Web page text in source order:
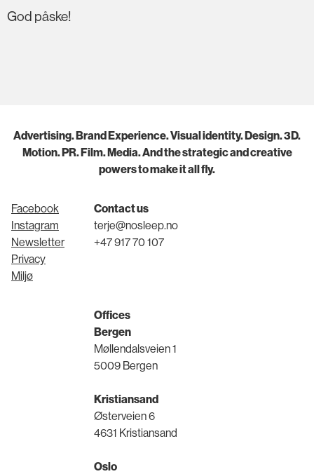
God påske!
Advertising. Brand Experience. Visual identity. Design. 3D.
Motion. PR. Film. Media. And the strategic and creative
powers to make it all fly.
Contact us
terje@nosleep.no
+47 917 70 107
Offices
Bergen
Møllendalsveien 1
5009 Bergen
Kristiansand
Østerveien 6
4631 Kristiansand
Oslo
Facebook
Instagram
Newsletter
Privacy
Miljø